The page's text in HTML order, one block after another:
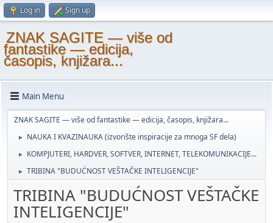
Log in Sign up
ZNAK SAGITE — više od
fantastike — edicija,
časopis, knjižara...
Main Menu
ZNAK SAGITE — više od fantastike — edicija, časopis, knjižara...
► NAUKA I KVAZINAUKA (izvorište inspiracije za mnoga SF dela)
► KOMPJUTERI, HARDVER, SOFTVER, INTERNET, TELEKOMUNIKACIJE...
► TRIBINA "BUDUĆNOST VEŠTAČKE INTELIGENCIJE"
TRIBINA "BUDUĆNOST VEŠTAČKE
INTELIGENCIJE"